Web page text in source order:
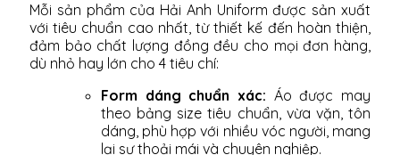
Mỗi sản phẩm của Hải Anh Uniform được sản xuất
với tiêu chuẩn cao nhất, từ thiết kế đến hoàn thiện,
đảm bảo chất lượng đồng đều cho mọi đơn hàng,
dù nhỏ hay lớn cho 4 tiêu chí:
Form dáng chuẩn xác: Áo được may
theo bảng size tiêu chuẩn, vừa vặn, tôn
dáng, phù hợp với nhiều vóc người, mang
lại sự thoải mái và chuyên nghiệp.